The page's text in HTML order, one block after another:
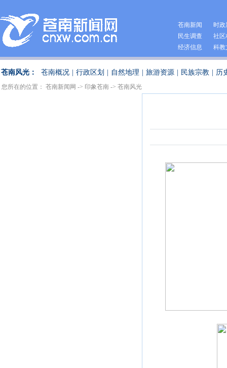
苍南新闻
时政
民生调查
社区
经济信息
科教
苍南风光： 苍南概况 行政区划 自然地理 旅游资源 民族宗教 历
您所在的位置： 苍南新闻网 -> 印象苍南 -> 苍南风光